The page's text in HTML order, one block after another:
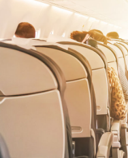
Avión
Restaurantes
Y
Bares
Actividades
Experiencias